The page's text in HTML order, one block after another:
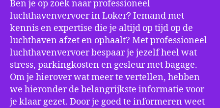
Ben je op zoek naar professioneel
luchthavenvervoer in Loker? Iemand met
kennis en expertise die je altijd op tijd op de
luchthaven afzet en ophaalt? Met professioneel
luchthavenvervoer bespaar je jezelf heel wat
stress, parkingkosten en gesleur met bagage.
Om je hierover wat meer te vertellen, hebben
we hieronder de belangrijkste informatie voor
je klaar gezet. Door je goed te informeren weet